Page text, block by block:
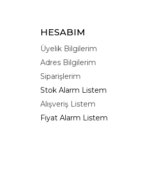
HESABIM
Üyelik Bilgilerim
Adres Bilgilerim
Siparişlerim
Stok Alarm Listem
Alışveriş Listem
Fiyat Alarm Listem